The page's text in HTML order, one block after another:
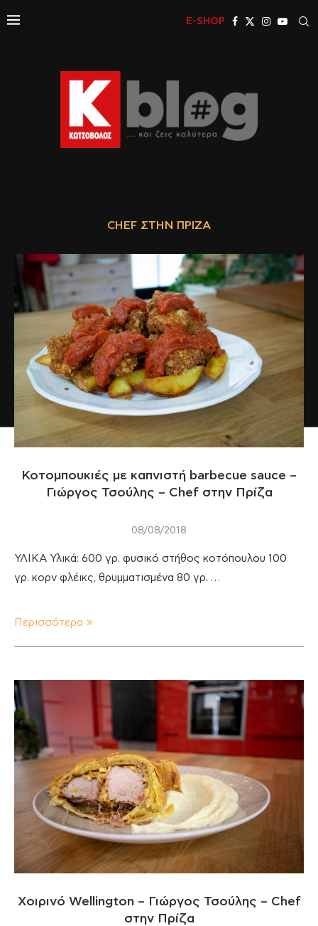
E-SHOP
CHEF ΣΤΗΝ ΠΡΊΖΑ
Κοτομπουκιές με καπνιστή barbecue sauce –
Γιώργος Τσούλης – Chef στην Πρίζα
08/08/2018
ΥΛΙΚΑ Υλικά: 600 γρ. φυσικό στήθος κοτόπουλου 100
γρ. κορν φλέικς, θρυμματισμένα 80 γρ. …
Περισσότερα
Χοιρινό Wellington – Γιώργος Τσούλης – Chef
στην Πρίζα